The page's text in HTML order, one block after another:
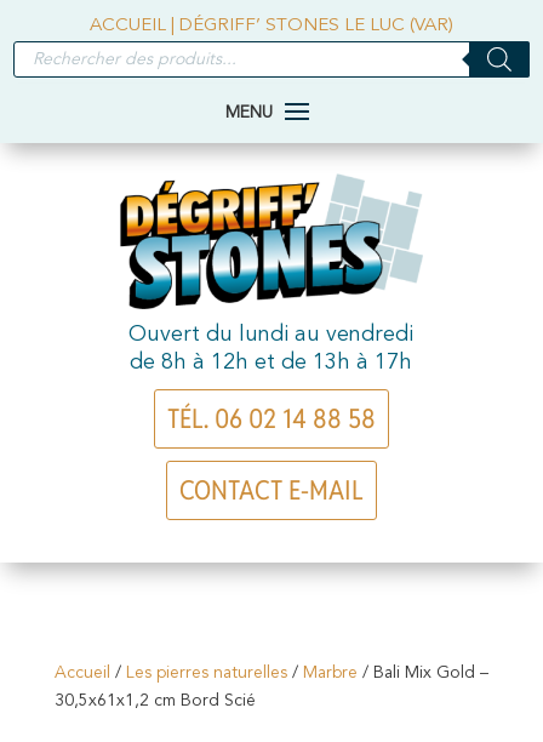
ACCUEIL DÉGRIFF’ STONES LE LUC (VAR)
RECHERCHE
DE
Ouvert du lundi au vendredi
de 8h à 12h et de 13h à 17h
TÉL. 06 02 14 88 58
CONTACT E-MAIL
Accueil / Les pierres naturelles/ Marbre / Bali Mix Gold –
30,5x61x1,2 cm Bord Scié